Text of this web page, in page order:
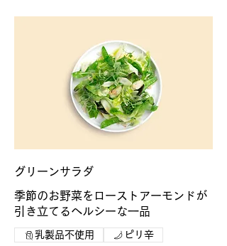
グリーンサラダ
季節のお野菜をローストアーモンドが
引き立てるヘルシーな一品
乳製品不使用 ピリ辛